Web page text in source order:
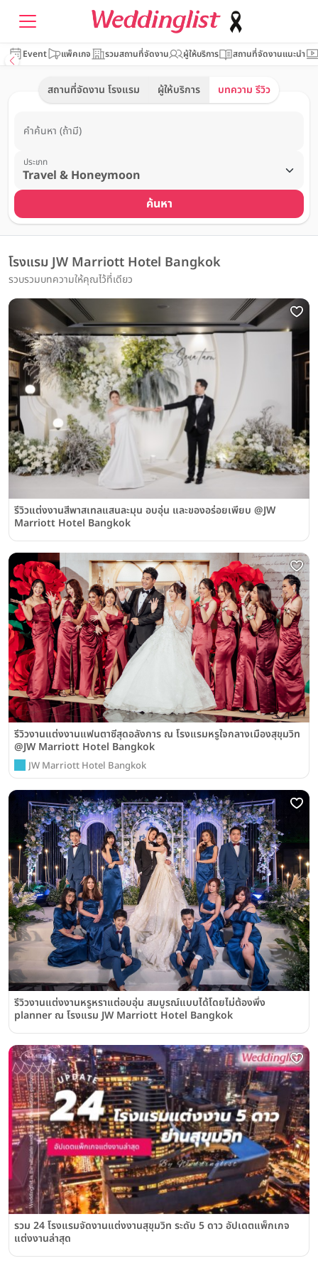
Event แพ็คเกจ รวมสถานที่จัดงาน ผู้ให้บริการ สถานที่จัดงานแนะนำ
สถานที่จัดงาน โรงแรม ผู้ให้บริการ บทความ รีวิว
คำค้นหา (ถ้ามี)
ประเภท
ค้นหา
โรงแรม JW Marriott Hotel Bangkok
รวบรวมบทความให้คุณไว้ที่เดียว
รีวิวแต่งงานสีพาสเทลแสนละมุน อบอุ่น และของอร่อยเพียบ @JW
Marriott Hotel Bangkok
รีวิวงานแต่งงานแฟนตาซีสุดอลังการ ณ โรงแรมหรูใจกลางเมืองสุขุมวิท
@JW Marriott Hotel Bangkok
JW Marriott Hotel Bangkok
รีวิวงานแต่งงานหรูหราแต่อบอุ่น สมบูรณ์แบบได้โดยไม่ต้องพึ่ง
planner ณ โรงแรม JW Marriott Hotel Bangkok
รวม 24 โรงแรมจัดงานแต่งงานสุขุมวิท ระดับ 5 ดาว อัปเดตแพ็กเกจ
แต่งงานล่าสุด